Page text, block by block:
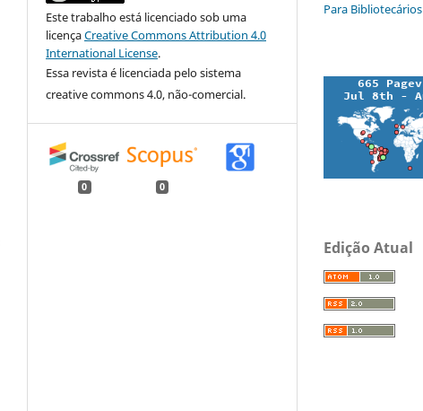
Este trabalho está licenciado sob uma
licençaCreative Commons Attribution 4.0
International License.
Essa revista é licenciada pelo sistema
creative commons 4.0, não-comercial.
0 0
Para Bibliotecários
Edição Atual